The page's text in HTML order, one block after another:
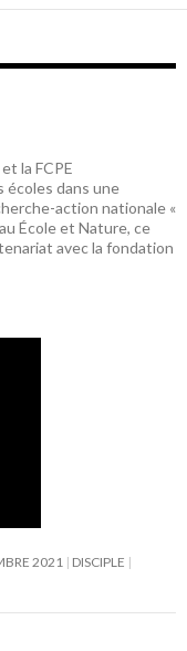
la FCPE
écoles dans une
action nationale «
École et Nature, ce
avec la fondation
2021
DISCIPLE